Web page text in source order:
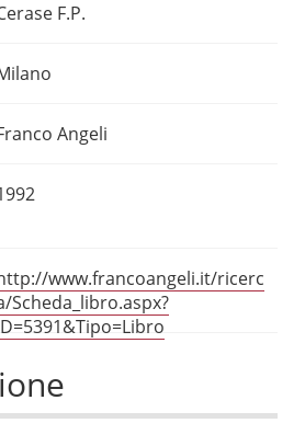
F.P.
Angeli
www.francoangeli.it/ricerc
Scheda_libro.aspx?